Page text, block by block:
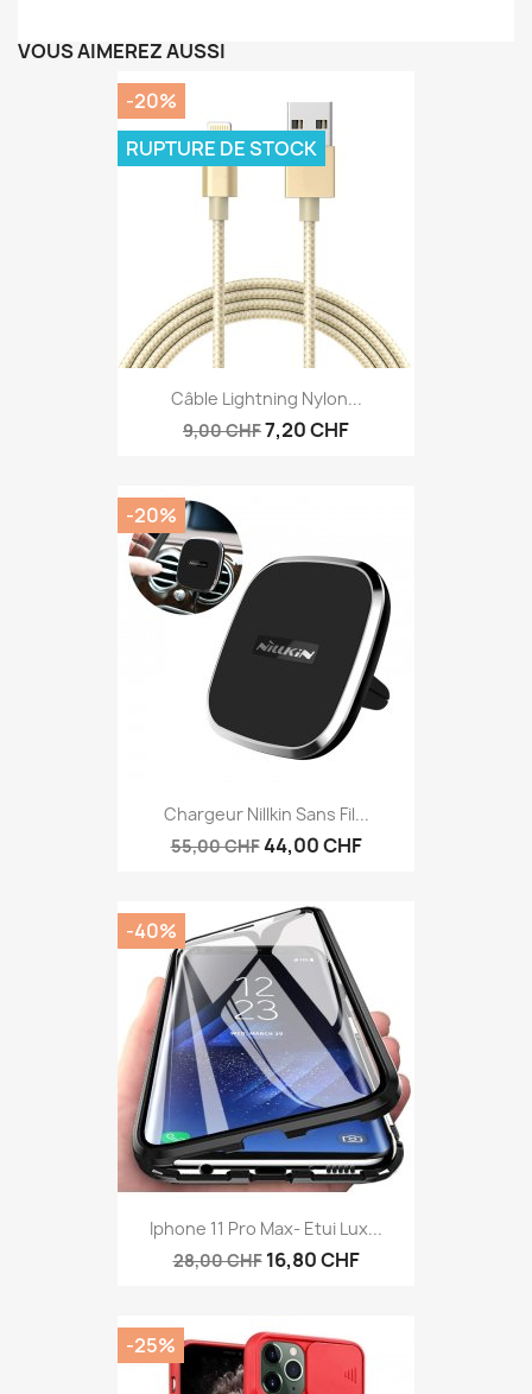
VOUS AIMEREZ AUSSI
Câble Lightning Nylon...
9,00 CHF7,20 CHF
-20%
RUPTURE DE STOCK
Chargeur Nillkin Sans Fil...
55,00 CHF44,00 CHF
-20%
Iphone 11 Pro Max- Etui Lux...
28,00 CHF 16,80 CHF
-40%
-25%